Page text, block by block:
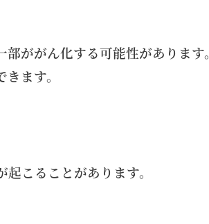
ががん化する可能性があります。
ます。
こることがあります。